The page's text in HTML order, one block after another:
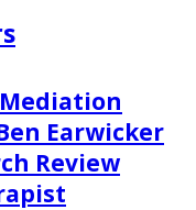
Earwicker
Review